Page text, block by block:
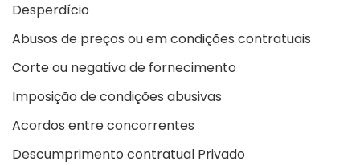
Desperdício
Abusos de preços ou em condições contratuais
Corte ou negativa de fornecimento
Imposição de condições abusivas
Acordos entre concorrentes
Descumprimento contratual Privado